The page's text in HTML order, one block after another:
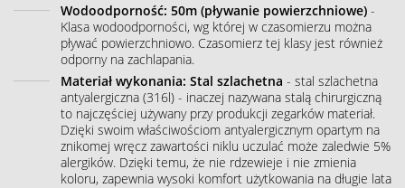
Wodoodporność: 50m (pływanie powierzchniowe) -
Klasa wodoodporności, wg której w czasomierzu można
pływać powierzchniowo. Czasomierz tej klasy jest również
odporny na zachlapania.
Materiał wykonania: Stal szlachetna - stal szlachetna
antyalergiczna (316l) - inaczej nazywana stalą chirurgiczną
to najczęściej używany przy produkcji zegarków materiał.
Dzięki swoim właściwościom antyalergicznym opartym na
znikomej wręcz zawartości niklu uczulać może zaledwie 5%
alergików. Dzięki temu, że nie rdzewieje i nie zmienia
koloru, zapewnia wysoki komfort użytkowania na długie lata